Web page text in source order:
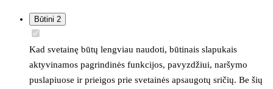
Būtini 2
Kad svetainę būtų lengviau naudoti, būtinais slapukais
aktyvinamos pagrindinės funkcijos, pavyzdžiui, naršymo
puslapiuose ir prieigos prie svetainės apsaugotų sričių. Be šių